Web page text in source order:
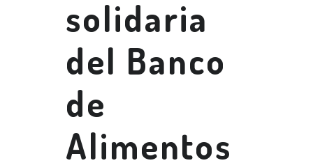
solidaria
del Banco
de
Alimentos